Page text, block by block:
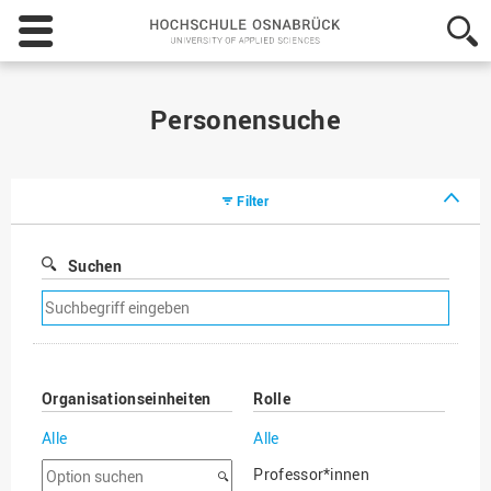
Hochschule
Osnabrück
-
Personensuche
Filter
Suchen
Suchfilter
entfernen
Organisationseinheiten
Alle
Option
Rolle
Alle
Professor*innen